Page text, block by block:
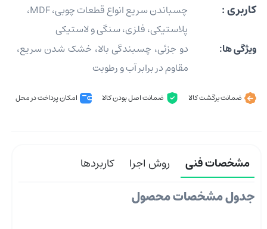
کاربری :
چسباندن سریع انواع قطعات چوبی، MDF،
پلاستیکی، فلزی، سنگی و لاستیکی
ویژگی ها:
دو جزئی، چسبندگی بالا، خشک شدن سریع،
مقاوم در برابر آب و رطوبت
ضمانت برگشت کالا ضمانت اصل بودن کالا امکان پرداخت در محل
مشخصات فنی روش اجرا کاربردها
جدول مشخصات محصول